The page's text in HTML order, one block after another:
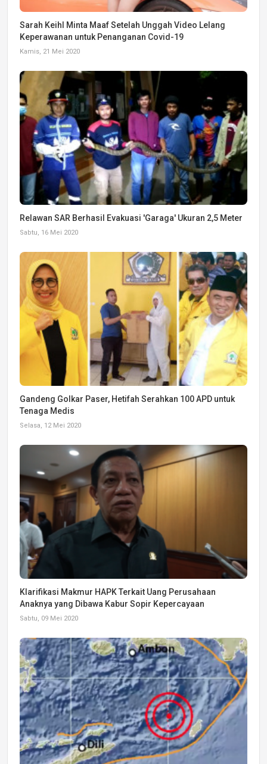
Sarah Keihl Minta Maaf Setelah Unggah Video Lelang
Keperawanan untuk Penanganan Covid-19
Kamis, 21 Mei 2020
Relawan SAR Berhasil Evakuasi 'Garaga' Ukuran 2,5 Meter
Sabtu, 16 Mei 2020
Gandeng Golkar Paser, Hetifah Serahkan 100 APD untuk
Tenaga Medis
Selasa, 12 Mei 2020
Klarifikasi Makmur HAPK Terkait Uang Perusahaan
Anaknya yang Dibawa Kabur Sopir Kepercayaan
Sabtu, 09 Mei 2020